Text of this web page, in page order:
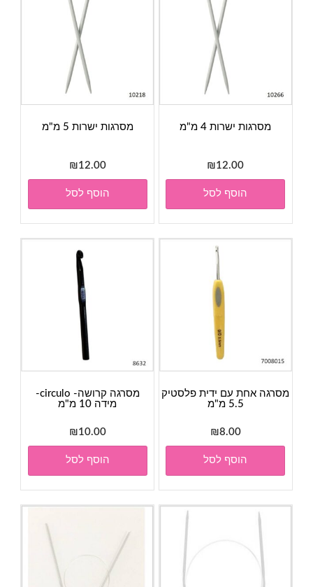
מסרגות ישרות 4 מ"מ
₪12.00
הוסף לסל
מסרגות ישרות 5 מ"מ
₪12.00
הוסף לסל
מסרגה אחת עם ידית פלסטיק
5.5 מ"מ
₪8.00
הוסף לסל
מסרגה קרושה- circulo-
מידה 10 מ"מ
₪10.00
הוסף לסל